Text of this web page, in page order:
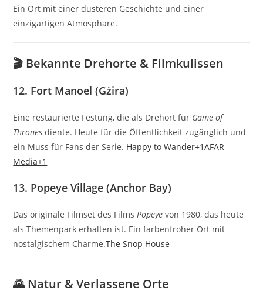
Ein Ort mit einer düsteren Geschichte und einer
einzigartigen Atmosphäre.
🎬 Bekannte Drehorte & Filmkulissen
12. Fort Manoel (Gżira)
Eine restaurierte Festung, die als Drehort für Game of
Thrones diente. Heute für die Öffentlichkeit zugänglich und
ein Muss für Fans der Serie. Happy to Wander+1AFAR
Media+1
13. Popeye Village (Anchor Bay)
Das originale Filmset des Films Popeye von 1980, das heute
als Themenpark erhalten ist. Ein farbenfroher Ort mit
nostalgischem Charme.The Snop House
🌄 Natur & Verlassene Orte